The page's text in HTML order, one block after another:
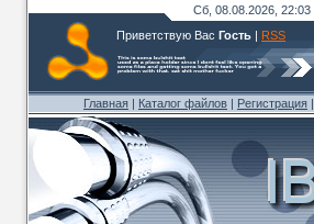
Сб, 08.08.2026, 22:03
Приветствую Вас Гость | RSS
Главная | Каталог файлов | Регистрация |